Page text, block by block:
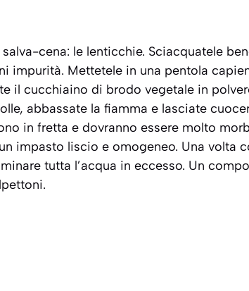
cena: le lenticchie. Sciacquatele
impurità. Mettetele in una pentola
il cucchiaino di brodo vegetale in
abbassate la fiamma e lasciate
in fretta e dovranno essere molto
impasto liscio e omogeneo. Una volta
tutta l’acqua in eccesso. Un